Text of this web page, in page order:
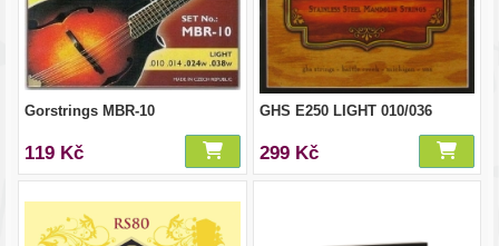
Gorstrings MBR-10
119 Kč
GHS E250 LIGHT 010/036
299 Kč